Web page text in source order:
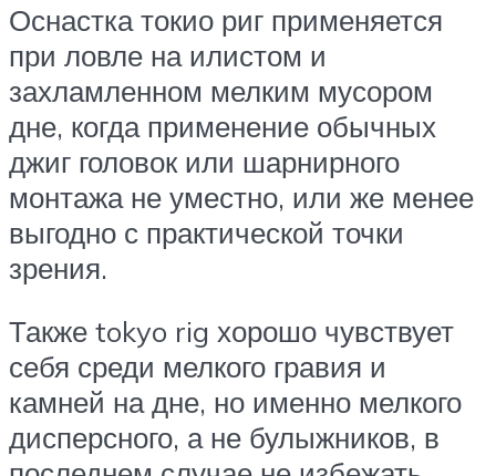
Оснастка токио риг применяется
при ловле на илистом и
захламленном мелким мусором
дне, когда применение обычных
джиг головок или шарнирного
монтажа не уместно, или же менее
выгодно с практической точки
зрения.
Также tokyo rig хорошо чувствует
себя среди мелкого гравия и
камней на дне, но именно мелкого
дисперсного, а не булыжников, в